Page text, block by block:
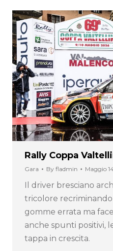
Rally Coppa
Gara By fladmin Maggio
Il driver bresciano
tricolore
gomme errata ma
anche spunti positivi,
tappa in crescita.